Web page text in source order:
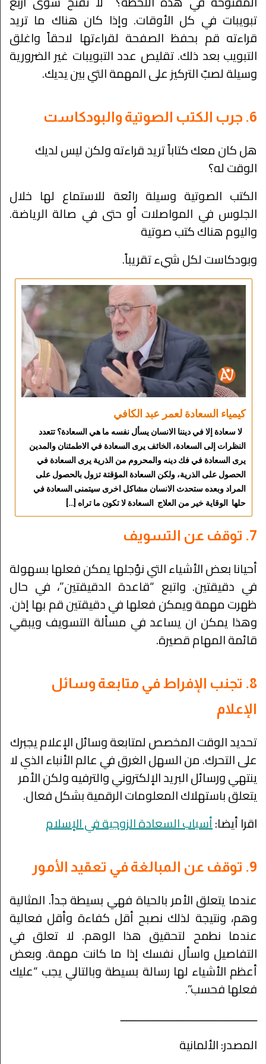
تبويبات في كل الأوقات. وإذا كان هناك ما تريد
قراءته قم بحفظ الصفحة لقراءتها لاحقاً واغلق
التبويب بعد ذلك. تقليص عدد التبويبات غير الضرورية
وسيلة لصبّ التركيز على المهمة التي بين يديك.
6. جرب الكتب الصوتية والبودكاست
هل كان معك كتاباً تريد قراءته ولكن ليس لديك
الوقت له؟
الكتب الصوتية وسيلة رائعة للاستماع لها خلال
الجلوس في المواصلات أو حتى في صالة الرياضة.
واليوم هناك كتب صوتية
وبودكاست لكل شيء تقريباً.
كيمياء السعادة لعمر عبد الكافي
لا سعادة إلا في ديننا الانسان يسأل نفسه ما هي السعادة؟ تتعدد
النظرات إلى السعادة، الخائف يرى السعادة في الاطمئنان والمدين
يرى السعادة في فك دينه والمحروم من الذرية يرى السعادة في
الحصول على الذرية، ولكن السعادة المؤقتة تزول بالحصول على
المراد وبعده ستحدث الانسان مشاكل اخرى سيتمنى السعادة في
حلها الوقاية خير من العلاج السعادة لا تكون ما تراه […]
7. توقف عن التسويف
أحيانا بعض الأشياء التي نؤجلها يمكن فعلها بسهولة
في دقيقتين. واتبع “قاعدة الدقيقتين”، في حال
ظهرت مهمة ويمكن فعلها في دقيقتين قم بها إذن.
وهذا يمكن ان يساعد في مسألة التسويف ويبقي
قائمة المهام قصيرة.
8. تجنب الإفراط في متابعة وسائل
الإعلام
تحديد الوقت المخصص لمتابعة وسائل الإعلام يجبرك
على التحرك. من السهل الغرق في عالم الأنباء الذي لا
ينتهي ورسائل البريد الإلكتروني والترفيه ولكن الأمر
يتعلق باستهلاك المعلومات الرقمية بشكل فعال.
اقرا أيضا:أسباب السعادة الزوجية في الإسلام
9. توقف عن المبالغة في تعقيد الأمور
عندما يتعلق الأمر بالحياة فهي بسيطة جداً. المثالية
وهم، ونتيجة لذلك نصبح أقل كفاءة وأقل فعالية
عندما نطمح لتحقيق هذا الوهم. لا تعلق في
التفاصيل واسأل نفسك إذا ما كانت مهمة. وبعض
أعظم الأشياء لها رسالة بسيطة وبالتالي يجب “عليك
فعلها فحسب”.
ــــــــــــــــــــــــــــــــــــــــــــــ
المصدر: الألمانية